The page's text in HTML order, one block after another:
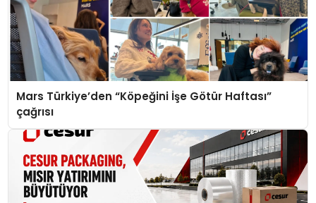
Mars Türkiye’den “Köpeğini İşe Götür Haftası”
çağrısı